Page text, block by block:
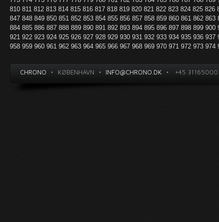
810 811 812 813 814 815 816 817 818 819 820 821 822 823 824 825 826
847 848 849 850 851 852 853 854 855 856 857 858 859 860 861 862 863
884 885 886 887 888 889 890 891 892 893 894 895 896 897 898 899 900
921 922 923 924 925 926 927 928 929 930 931 932 933 934 935 936 937
958 959 960 961 962 963 964 965 966 967 968 969 970 971 972 973 974
CHRONO • KØBENHAVN • INFO@CHRONO.DK • +45 31165000